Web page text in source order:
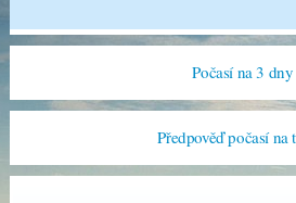
Počasí na 3 dny
Předpověď počasí na